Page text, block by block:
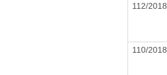
112/2018
110/2018